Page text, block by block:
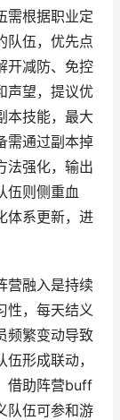
需根据职业定
队伍，优先点
开减防、免控
声望，提议优
本技能，最大
需通过副本掉
法强化，输出
伍则侧重血
体系更新，进
营融入是持续
性，每天结义
频繁变动导致
形成联动，
借助阵营buff
队伍可参和游